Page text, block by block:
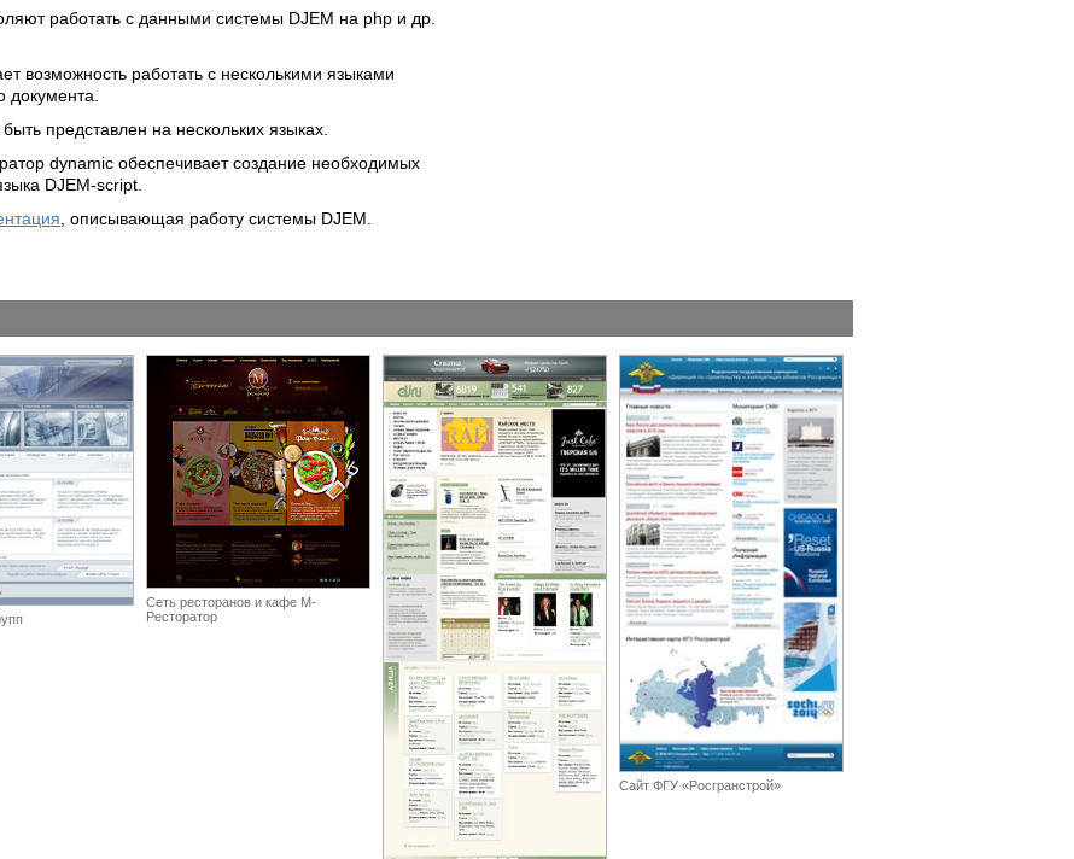
работать с данными системы DJEM на php и др.
возможность работать с несколькими языками
документа.
представлен на нескольких языках.
dynamic обеспечивает создание необходимых
DJEM-script.
, описывающая работу системы DJEM.
Сеть ресторанов и кафе М-
Ресторатор
Сайт ФГУ «Росгранстрой»